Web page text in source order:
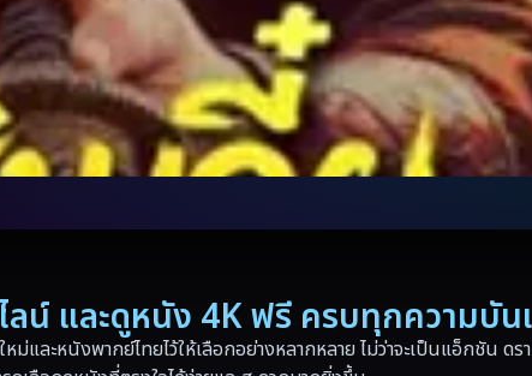
น์ และดูหนัง 4K ฟรี ครบทุกความบัน
ละหนังพากย์ไทยไว้ให้เลือกอย่างหลากหลาย ไม่ว่าจะเป็นแอ็กชัน ด